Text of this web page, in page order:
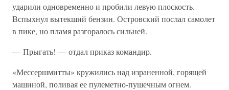
ударили одновременно и пробили левую плоскость.
Вспыхнул вытекший бензин. Островский послал самолет
в пике, но пламя разгоралось сильней.
— Прыгать! — отдал приказ командир.
«Мессершмитты» кружились над израненной, горящей
машиной, поливая ее пулеметно-пушечным огнем.